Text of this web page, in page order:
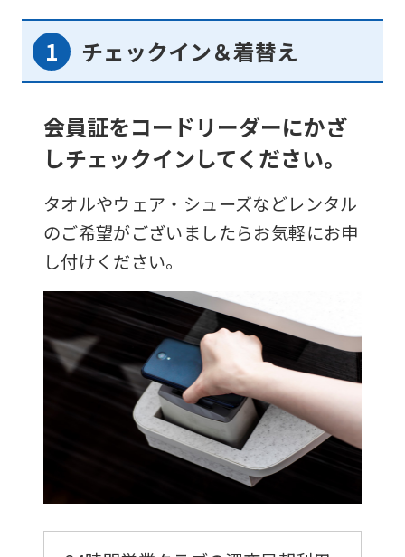
チェックイン＆着替え
会員証をコードリーダーにかざ
しチェックインしてください。
タオルやウェア・シューズなどレンタル
のご希望がございましたらお気軽にお申
し付けください。